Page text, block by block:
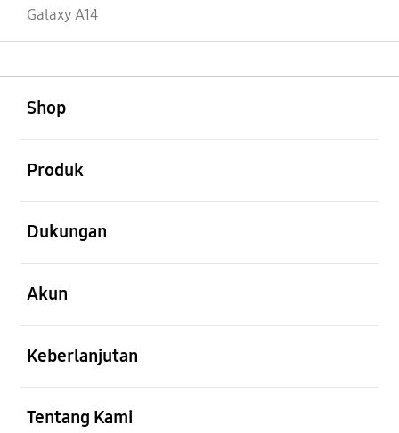
Galaxy A14
Shop
Produk
Dukungan
Akun
Keberlanjutan
Tentang Kami